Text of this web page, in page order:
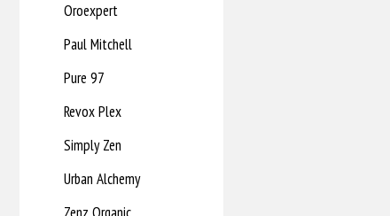
Oroexpert
Paul Mitchell
Pure 97
Revox Plex
Simply Zen
Urban Alchemy